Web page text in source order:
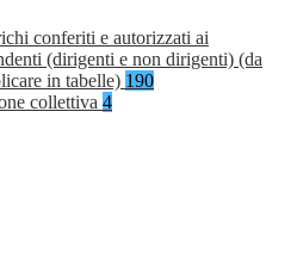
conferiti e autorizzati ai
(dirigenti e non dirigenti) (da
in tabelle) 190
collettiva 4